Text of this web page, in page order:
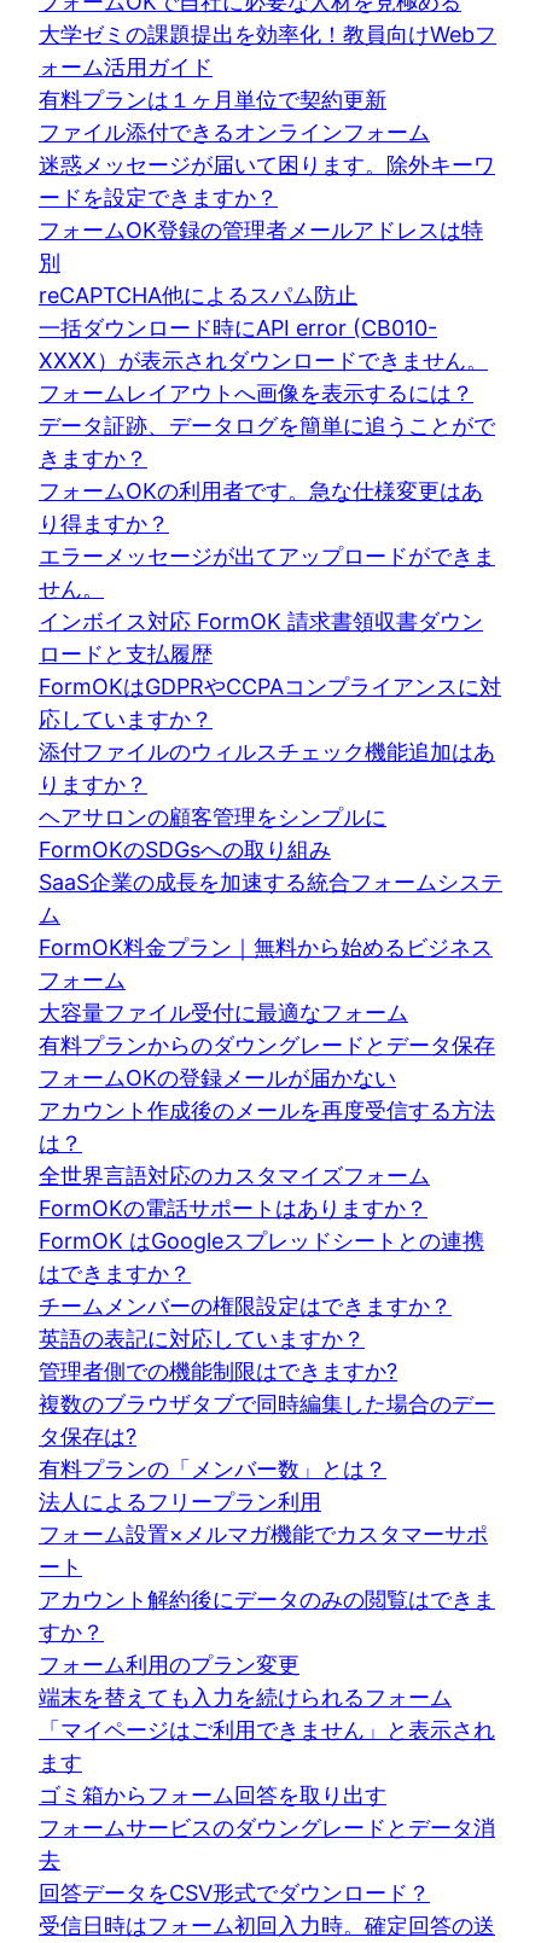
大学ゼミの課題提出を効率化！教員向けWebフ
ォーム活用ガイド
有料プランは１ヶ月単位で契約更新
ファイル添付できるオンラインフォーム
迷惑メッセージが届いて困ります。除外キーワ
ードを設定できますか？
フォームOK登録の管理者メールアドレスは特
別
reCAPTCHA他によるスパム防止
一括ダウンロード時にAPI error (CB010-
XXXX）が表示されダウンロードできません。
フォームレイアウトへ画像を表示するには？
データ証跡、データログを簡単に追うことがで
きますか？
フォームOKの利用者です。急な仕様変更はあ
り得ますか？
エラーメッセージが出てアップロードができま
せん。
インボイス対応 FormOK 請求書領収書ダウン
ロードと支払履歴
FormOKはGDPRやCCPAコンプライアンスに対
応していますか？
添付ファイルのウィルスチェック機能追加はあ
りますか？
ヘアサロンの顧客管理をシンプルに
FormOKのSDGsへの取り組み
SaaS企業の成長を加速する統合フォームシステ
ム
FormOK料金プラン｜無料から始めるビジネス
フォーム
大容量ファイル受付に最適なフォーム
有料プランからのダウングレードとデータ保存
フォームOKの登録メールが届かない
アカウント作成後のメールを再度受信する方法
は？
全世界言語対応のカスタマイズフォーム
FormOKの電話サポートはありますか？
FormOK はGoogleスプレッドシートとの連携
はできますか？
チームメンバーの権限設定はできますか？
英語の表記に対応していますか？
管理者側での機能制限はできますか?
複数のブラウザタブで同時編集した場合のデー
タ保存は?
有料プランの「メンバー数」とは？
法人によるフリープラン利用
フォーム設置×メルマガ機能でカスタマーサポ
ート
アカウント解約後にデータのみの閲覧はできま
すか？
フォーム利用のプラン変更
端末を替えても入力を続けられるフォーム
「マイページはご利用できません」と表示され
ます
ゴミ箱からフォーム回答を取り出す
フォームサービスのダウングレードとデータ消
去
回答データをCSV形式でダウンロード？
受信日時はフォーム初回入力時。確定回答の送